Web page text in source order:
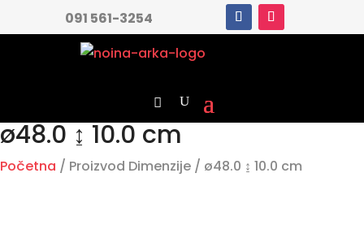
091 561-3254
ø48.0 ↨ 10.0 cm
Početna / Proizvod Dimenzije / ø48.0 ↨ 10.0 cm